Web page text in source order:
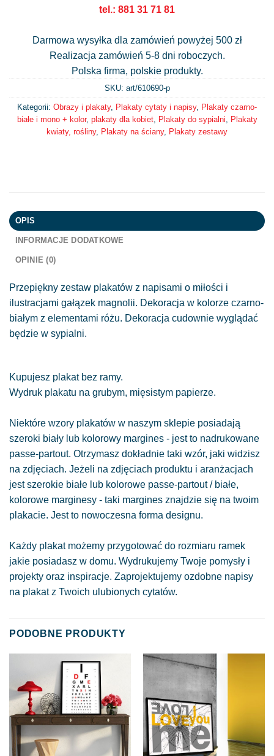
tel.: 881 31 71 81
Darmowa wysyłka dla zamówień powyżej 500 zł
Realizacja zamówień 5-8 dni roboczych.
Polska firma, polskie produkty.
SKU: art/610690-p
Kategorii: Obrazy i plakaty, Plakaty cytaty i napisy, Plakaty czarno-
białe i mono + kolor, plakaty dla kobiet, Plakaty do sypialni
Plakaty
kwiaty, rośliny, Plakaty na ściany, Plakaty zestawy
OPIS
INFORMACJE DODATKOWE
OPINIE (0)
Przepiękny zestaw plakatów z napisami o miłości i
ilustracjami gałązek magnolii. Dekoracja w kolorze czarno-
białym z elementami różu. Dekoracja cudownie wyglądać
będzie w sypialni.
Kupujesz plakat bez ramy.
Wydruk plakatu na grubym, mięsistym papierze.
Niektóre wzory plakatów w naszym sklepie posiadają
szeroki biały lub kolorowy margines - jest to nadrukowane
passe-partout. Otrzymasz dokładnie taki wzór, jaki widzisz
na zdjęciach. Jeżeli na zdjęciach produktu i aranżacjach
jest szerokie białe lub kolorowe passe-partout / białe,
kolorowe marginesy - taki margines znajdzie się na twoim
plakacie. Jest to nowoczesna forma designu.
Każdy plakat możemy przygotować do rozmiaru ramek
jakie posiadasz w domu. Wydrukujemy Twoje pomysły i
projekty oraz inspiracje. Zaprojektujemy ozdobne napisy
na plakat z Twoich ulubionych cytatów.
PODOBNE PRODUKTY